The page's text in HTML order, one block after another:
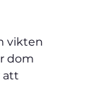
vikten
dom
att